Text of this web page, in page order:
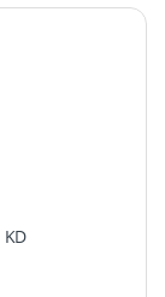
KD